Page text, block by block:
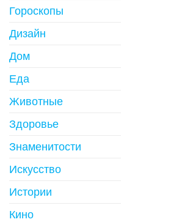
Гороскопы
Дизайн
Дом
Еда
Животные
Здоровье
Знаменитости
Искусство
Истории
Кино